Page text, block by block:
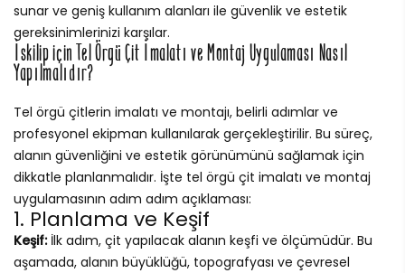
sunar ve geniş kullanım alanları ile güvenlik ve estetik
gereksinimlerinizi karşılar.
İskilip için Tel Örgü Çit İmalatı ve Montaj Uygulaması Nasıl
Yapılmalıdır?
Tel örgü çitlerin imalatı ve montajı, belirli adımlar ve
profesyonel ekipman kullanılarak gerçekleştirilir. Bu süreç,
alanın güvenliğini ve estetik görünümünü sağlamak için
dikkatle planlanmalıdır. İşte tel örgü çit imalatı ve montaj
uygulamasının adım adım açıklaması:
1. Planlama ve Keşif
Keşif:İlk adım, çit yapılacak alanın keşfi ve ölçümüdür. Bu
aşamada, alanın büyüklüğü, topografyası ve çevresel